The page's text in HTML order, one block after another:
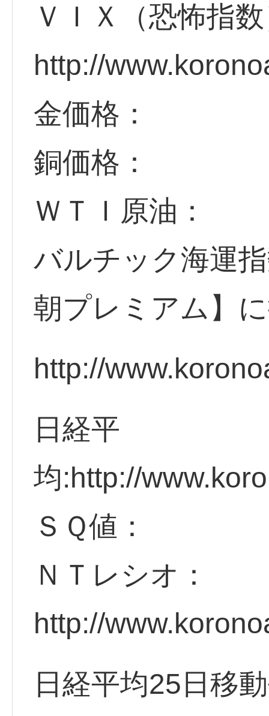
ＶＩＸ（恐怖指
http://
金価格：
銅価格：
ＷＴＩ原油：
バルチック海運
朝プレミアム】
http://
日経平
均:http://
ＳＱ値：
ＮＴレシオ：
http://
日経平均25日移